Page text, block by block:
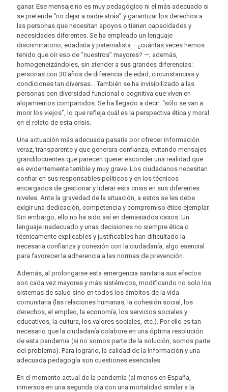
ganar. Ese mensaje no es muy pedagógico ni el más adecuado si
se pretende “no dejar a nadie atrás” y garantizar los derechos a
las personas que necesitan apoyos o tienen capacidades y
necesidades diferentes. Se ha empleado un lenguaje
discriminatorio, edadista y paternalista —¿cuántas veces hemos
tenido que oír eso de “nuestros” mayores? —; además,
homogeneizándoles, sin atender a sus grandes diferencias:
personas con 30 años de diferencia de edad, circunstancias y
condiciones tan diversas… También se ha invisibilizado a las
personas con diversidad funcional o cognitiva que viven en
alojamientos compartidos. Se ha llegado a decir: “sólo se van a
morir los viejos”, lo que refleja cuál es la perspectiva ética y moral
en el relato de esta crisis.
Una actuación más adecuada pasaría por ofrecer información
veraz, transparente y que generara confianza, evitando mensajes
grandilocuentes que parecen querer esconder una realidad que
es evidentemente terrible y muy grave. Los ciudadanos necesitan
confiar en sus responsables políticos y en los técnicos
encargados de gestionar y liderar esta crisis en sus diferentes
niveles. Ante la gravedad de la situación, a estos se les debe
exigir una dedicación, competencia y compromiso ético ejemplar.
Sin embargo, ello no ha sido así en demasiados casos. Un
lenguaje inadecuado y unas decisiones no siempre ética o
técnicamente explicables y justificables han dificultado la
necesaria confianza y conexión con la ciudadanía, algo esencial
para favorecer la adherencia a las normas de prevención.
Además, al prolongarse esta emergencia sanitaria sus efectos
son cada vez mayores y más sistémicos, modificando no solo los
sistemas de salud sino en todos los ámbitos de la vida
comunitaria (las relaciones humanas, la cohesión social, los
derechos, el empleo, la economía, los servicios sociales y
educativos, la cultura, los valores sociales, etc.). Por ello es tan
necesario que la ciudadanía colabore en una óptima resolución
de esta pandemia (si no somos parte de la solución, somos parte
del problema). Para lograrlo, la calidad de la información y una
adecuada pedagogía son cuestiones esenciales.
En el momento actual de la pandemia (al menos en España,
inmersos en una segunda ola con una mortalidad similar a la